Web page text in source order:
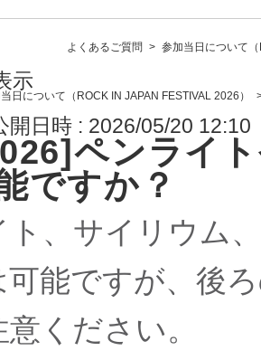
よくあるご質問 > 参加当日について
示
日について（ROCK IN JAPAN FESTIVAL 2026）
開日時 : 2026/05/20 12:10
ペンライ
ですか？
ト、サイリウム
可能ですが、後
ください。